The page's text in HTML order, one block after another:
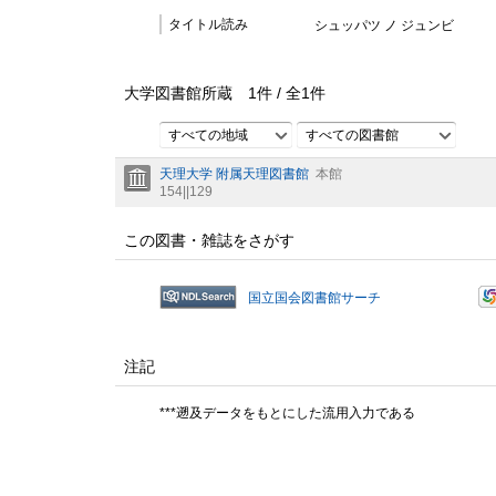
タイトル読み シュッパツ ノ ジュンビ
大学図書館所蔵 1件 / 全1件
すべての地域 すべての図書館
天理大学 附属天理図書館 本館
154||129
この図書・雑誌をさがす
国立国会図書館サーチ
注記
***遡及データをもとにした流用入力である